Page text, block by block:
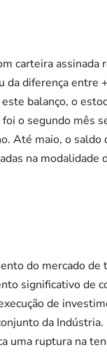
carteira
da diferença entre
este balanço, o
o segundo mês
Até maio, o
na
do mercado
significativo de
de
da
uma ruptura na